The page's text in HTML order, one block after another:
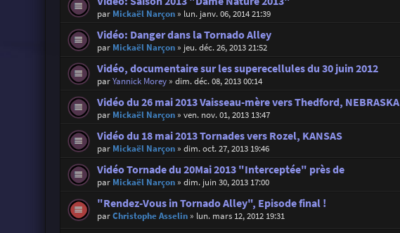
par Mickaël Narçon» lun. janv. 06, 2014 21:39
Vidéo: Danger dans la Tornado Alley
par Mickaël Narçon» jeu. déc. 26, 2013 21:52
Vidéo, documentaire sur les superecellules du 30 juin 2012
parYannick Morey» dim. déc. 08, 2013 00:14
Vidéo du 26 mai 2013 Vaisseau-mère vers Thedford, NEBRASKA
par Mickaël Narçon» ven. nov. 01, 2013 13:47
Vidéo du 18 mai 2013 Tornades vers Rozel, KANSAS
par Mickaël Narçon» dim. oct. 27, 2013 19:46
Vidéo Tornade du 20Mai 2013 "Interceptée" près de
par Mickaël Narçon» dim. juin 30, 2013 17:00
"Rendez-Vous in Tornado Alley", Episode final !
parChristophe Asselin» lun. mars 12, 2012 19:31